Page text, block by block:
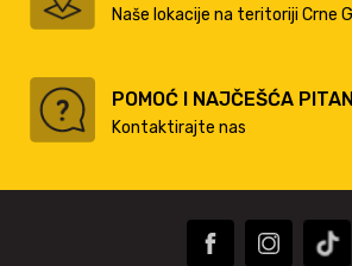
Naše lokacije na teritoriji Crne
POMOĆ I NAJČEŠĆA
Kontaktirajte nas